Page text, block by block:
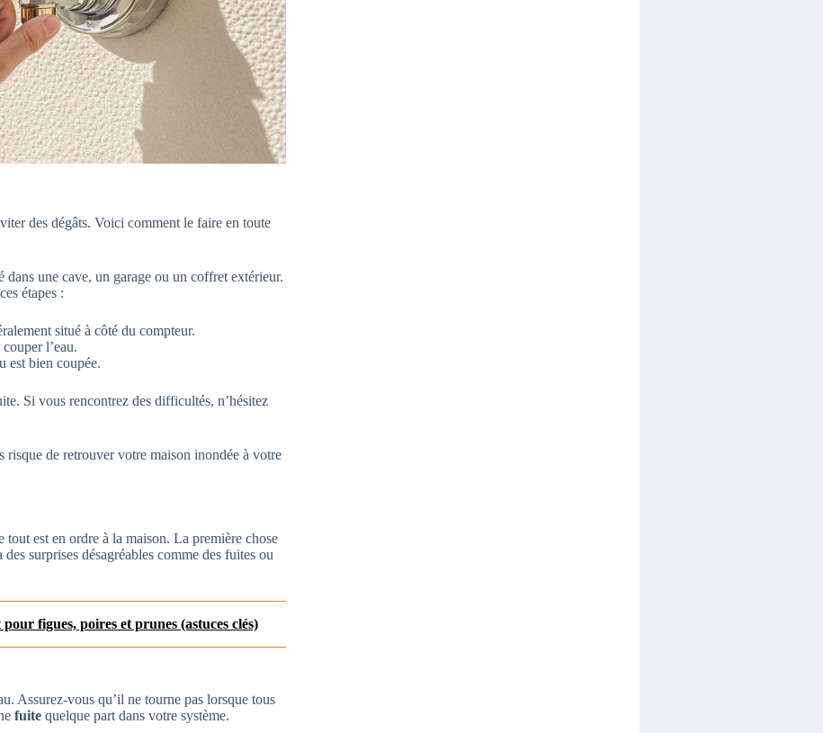
des dégâts. Voici comment le faire en toute
une cave, un garage ou un coffret extérieur.
étapes :
situé à côté du compteur.
l’eau.
est bien coupée.
Si vous rencontrez des difficultés, n’hésitez
risque de retrouver votre maison inondée à votre
tout est en ordre à la maison. La première chose
surprises désagréables comme des fuites ou
figues, poires et prunes (astuces clés)
Assurez-vous qu’il ne tourne pas lorsque tous
fuite quelque part dans votre système.